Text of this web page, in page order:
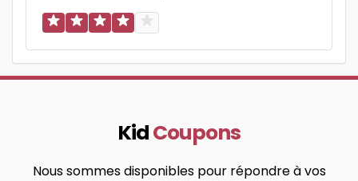
KidCoupons
Nous sommes disponibles pour répondre à vos